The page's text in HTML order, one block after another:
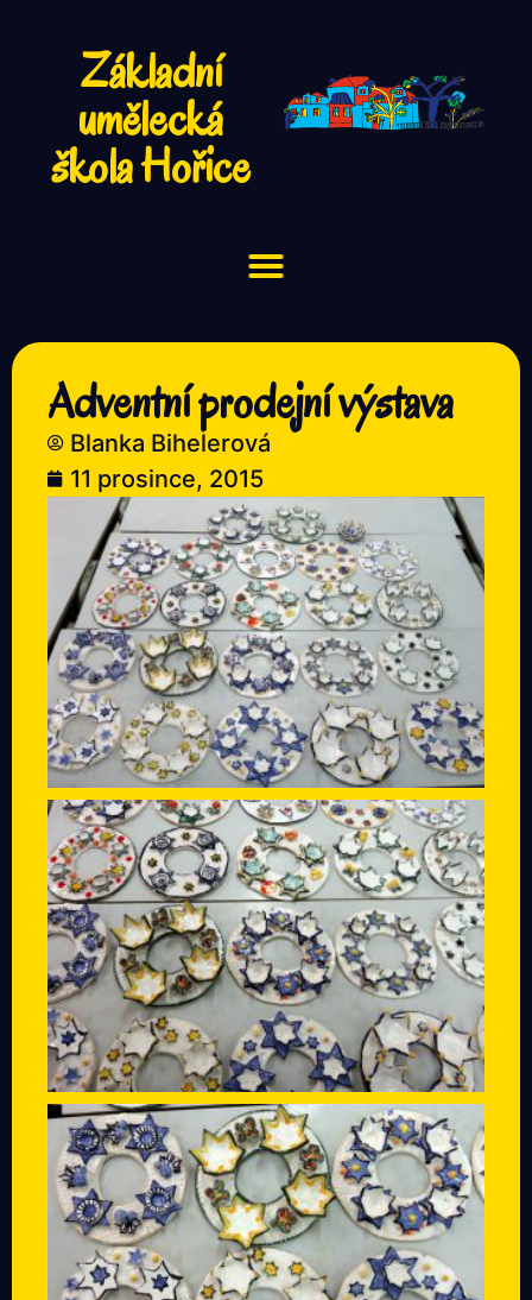
Základní
umělecká
škola Hořice
Adventní prodejní výstava
Blanka Bihelerová
11 prosince, 2015